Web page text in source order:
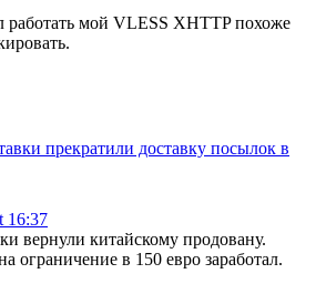
работать мой VLESS XHTTP похоже
прекратили доставку посылок в
16:37
вернули китайскому продовану.
ограничение в 150 евро заработал.